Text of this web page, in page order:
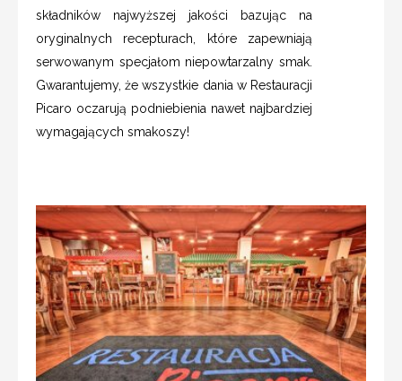
składników najwyższej jakości bazując na
oryginalnych recepturach, które zapewniają
serwowanym specjałom niepowtarzalny smak.
Gwarantujemy, że wszystkie dania w Restauracji
Picaro oczarują podniebienia nawet najbardziej
wymagających smakoszy!